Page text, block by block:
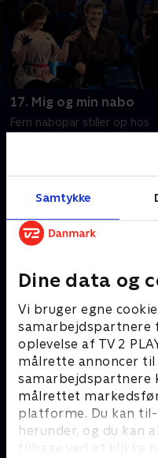
Samtykke
Dine data og
Vi bruger egne
samarbejdspartnere
oplevelse af TV 2
målrette annoncer til
samarbejdspartnere
målrettet
platforme. Du kan
herunder, og du kan
tilbage ved at klikke
17. Mig og min nabo
Fem nabopar stiller op hos
Andre så også
Hvem vil være
Quiz-shows • 4 sæsoner